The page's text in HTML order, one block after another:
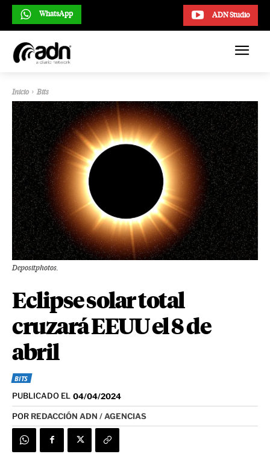
ADN Studio
WhatsApp
Inicio Bits
Depositphotos.
Eclipse solar total
cruzará EEUU el 8 de
abril
BITS
PUBLICADO EL 04/04/2024
POR REDACCIÓN ADN / AGENCIAS